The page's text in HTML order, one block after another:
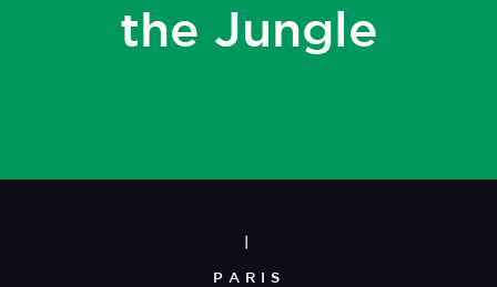
the Jungle
PARIS